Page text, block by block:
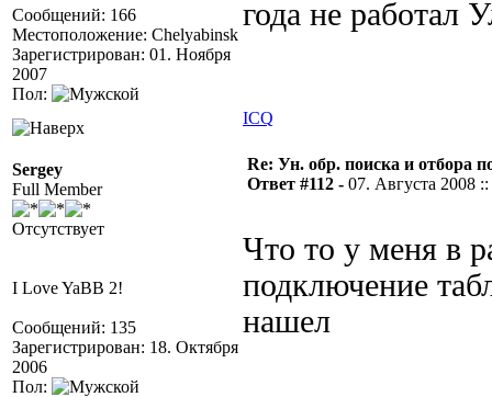
Сообщений: 166
Местоположение: Chelyabinsk
Зарегистрирован: 01. Ноября
2007
Пол:
года не работал
ICQ
Sergey
Full Member
Отсутствует
I Love YaBB 2!
Сообщений: 135
Зарегистрирован: 18. Октября
2006
Пол:
Re: Ун. обр. поиска и отбора
Ответ #112 - 07. Августа 2008
Что то у меня в
подключение
нашел